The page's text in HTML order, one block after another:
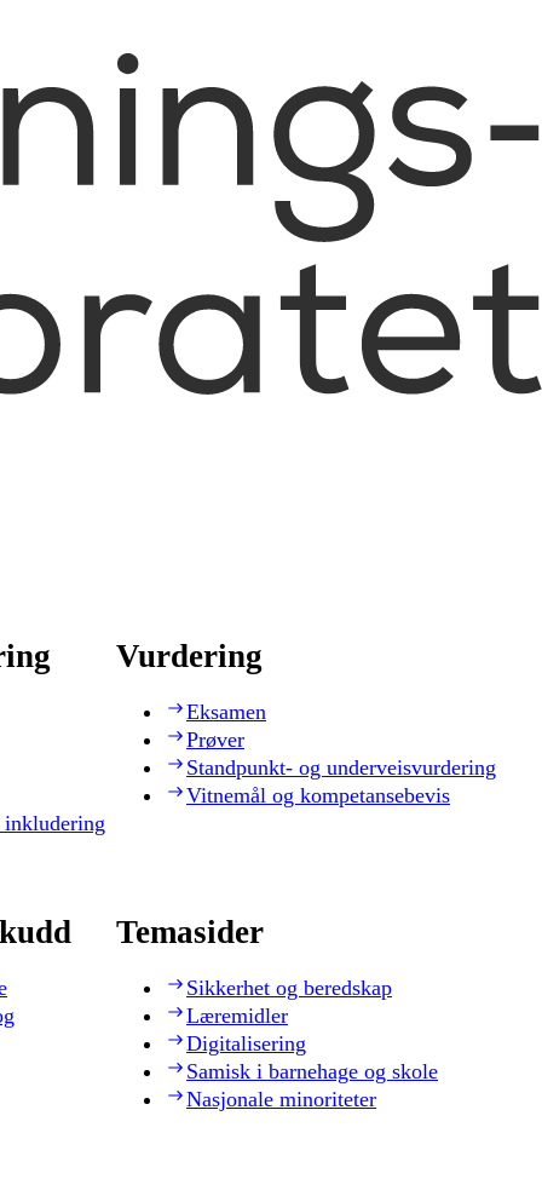
Vurdering
Eksamen
Prøver
Standpunkt- og underveisvurdering
Vitnemål og kompetansebevis
Temasider
Sikkerhet og beredskap
Læremidler
Digitalisering
Samisk i barnehage og skole
Nasjonale minoriteter